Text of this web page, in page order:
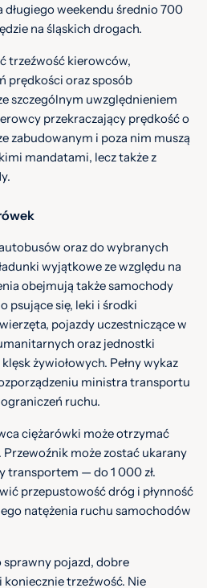
weekendu średnio 700
na śląskich drogach.
trzeźwość kierowców,
prędkości oraz sposób
szczególnym uwzględnieniem
przekraczający prędkość o
zabudowanym i poza nim muszą
mandatami, lecz także z
oraz do wybranych
wyjątkowe ze względu na
obejmują także samochody
psujące się, leki i środki
pojazdy uczestniczące w
oraz jednostki
żywiołowych. Pełny wykaz
ministra transportu
ruchu.
ciężarówki może otrzymać
Przewoźnik może zostać ukarany
transportem — do 1 000 zł.
przepustowość dróg i płynność
natężenia ruchu samochodów
sprawny pojazd, dobre
trzeźwość. Nie